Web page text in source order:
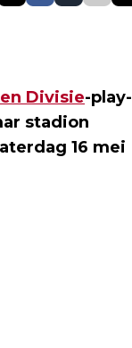
Divisie-play-
stadion
16 mei